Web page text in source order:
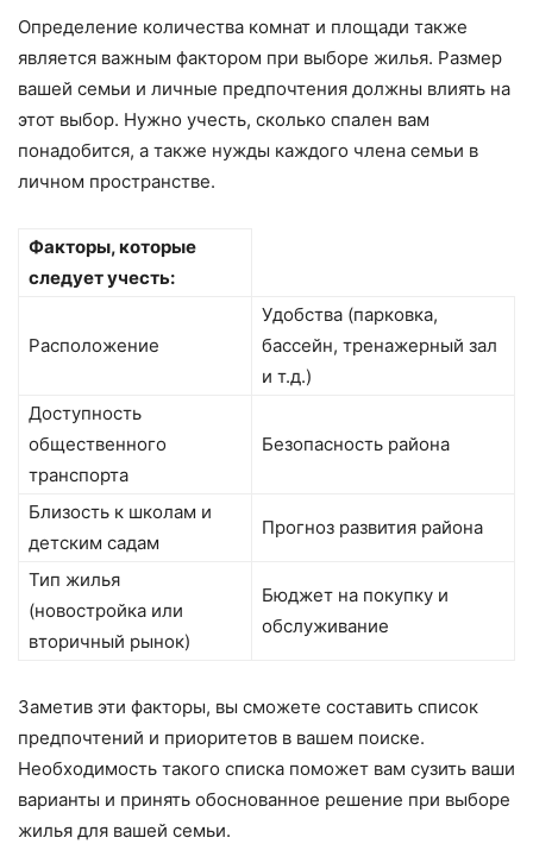
Определение количества комнат и площади также
является важным фактором при выборе жилья. Размер
вашей семьи и личные предпочтения должны влиять на
этот выбор. Нужно учесть, сколько спален вам
понадобится, а также нужды каждого члена семьи в
личном пространстве.
Факторы, которые
следует учесть:
Расположение
Удобства (парковка,
бассейн, тренажерный зал
и т.д.)
Доступность
общественного
транспорта
Безопасность района
Близость к школам и
детским садам
Прогноз развития района
Тип жилья
(новостройка или
вторичный рынок)
Бюджет на покупку и
обслуживание
Заметив эти факторы, вы сможете составить список
предпочтений и приоритетов в вашем поиске.
Необходимость такого списка поможет вам сузить ваши
варианты и принять обоснованное решение при выборе
жилья для вашей семьи.